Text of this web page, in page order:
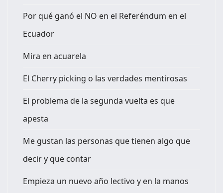
Por qué ganó el NO en el Referéndum en el
Ecuador
Mira en acuarela
El Cherry picking o las verdades mentirosas
El problema de la segunda vuelta es que
apesta
Me gustan las personas que tienen algo que
decir y que contar
Empieza un nuevo año lectivo y en la manos